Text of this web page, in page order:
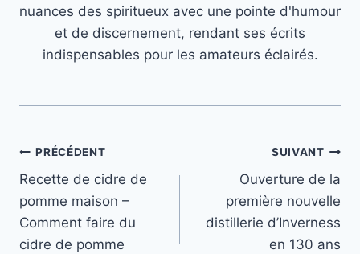
nuances des spiritueux avec une pointe d'humour
et de discernement, rendant ses écrits
indispensables pour les amateurs éclairés.
Navigation
de
l’article
PRÉCÉDENT
Recette de cidre de
pomme maison –
Comment faire du
cidre de pomme
SUIVANT
Ouverture de la
première nouvelle
distillerie d’Inverness
en 130 ans